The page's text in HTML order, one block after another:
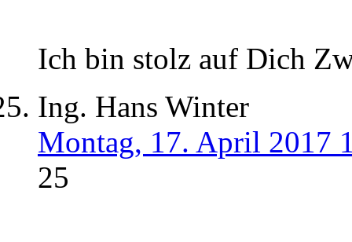
Ich bin stolz auf Dich
Ing. Hans Winter
Montag, 17. April 2017
25